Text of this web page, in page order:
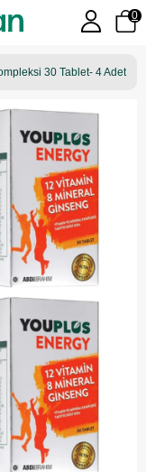
0
30 Tablet- 4 Adet